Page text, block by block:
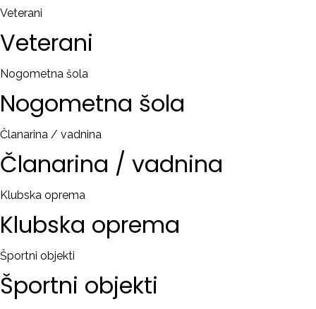
Veterani
Veterani
Nogometna šola
Nogometna šola
Članarina / vadnina
Članarina / vadnina
Klubska oprema
Klubska oprema
Športni objekti
Športni objekti